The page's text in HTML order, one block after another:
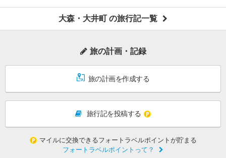
大森・大井町 の旅行記一覧
旅の計画・記録
旅の計画を作成する
旅行記を投稿する
マイルに交換できるフォートラベルポイントが貯まる
フォートラベルポイントって？